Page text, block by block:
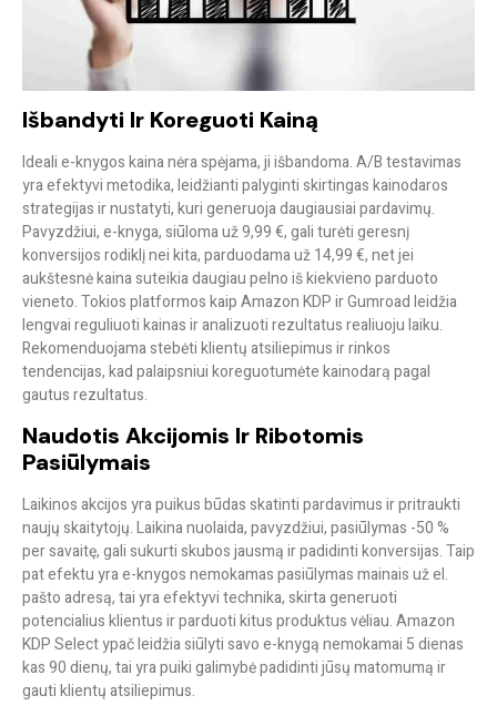
Išbandyti Ir Koreguoti Kainą
Ideali e-knygos kaina nėra spėjama, ji išbandoma. A/B testavimas
yra efektyvi metodika, leidžianti palyginti skirtingas kainodaros
strategijas ir nustatyti, kuri generuoja daugiausiai pardavimų.
Pavyzdžiui, e-knyga, siūloma už 9,99 €, gali turėti geresnį
konversijos rodiklį nei kita, parduodama už 14,99 €, net jei
aukštesnė kaina suteikia daugiau pelno iš kiekvieno parduoto
vieneto. Tokios platformos kaip Amazon KDP ir Gumroad leidžia
lengvai reguliuoti kainas ir analizuoti rezultatus realiuoju laiku.
Rekomenduojama stebėti klientų atsiliepimus ir rinkos
tendencijas, kad palaipsniui koreguotumėte kainodarą pagal
gautus rezultatus.
Naudotis Akcijomis Ir Ribotomis
Pasiūlymais
Laikinos akcijos yra puikus būdas skatinti pardavimus ir pritraukti
naujų skaitytojų. Laikina nuolaida, pavyzdžiui, pasiūlymas -50 %
per savaitę, gali sukurti skubos jausmą ir padidinti konversijas. Taip
pat efektu yra e-knygos nemokamas pasiūlymas mainais už el.
pašto adresą, tai yra efektyvi technika, skirta generuoti
potencialius klientus ir parduoti kitus produktus vėliau. Amazon
KDP Select ypač leidžia siūlyti savo e-knygą nemokamai 5 dienas
kas 90 dienų, tai yra puiki galimybė padidinti jūsų matomumą ir
gauti klientų atsiliepimus.